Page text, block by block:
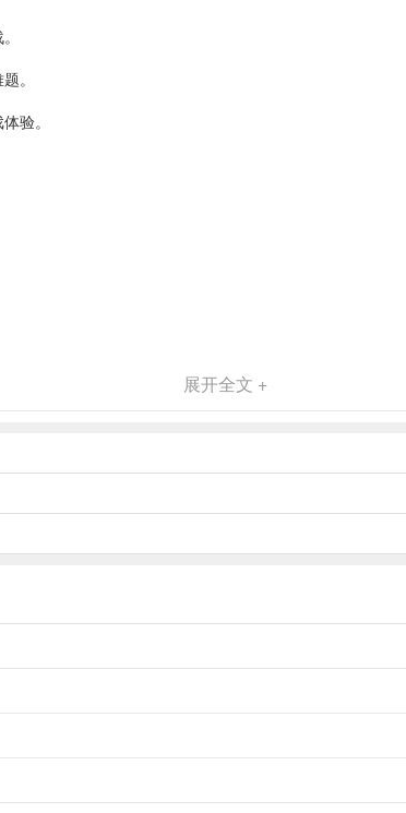
。
验。
角色来帮助逃离；
。
的道具。
展开全文 +